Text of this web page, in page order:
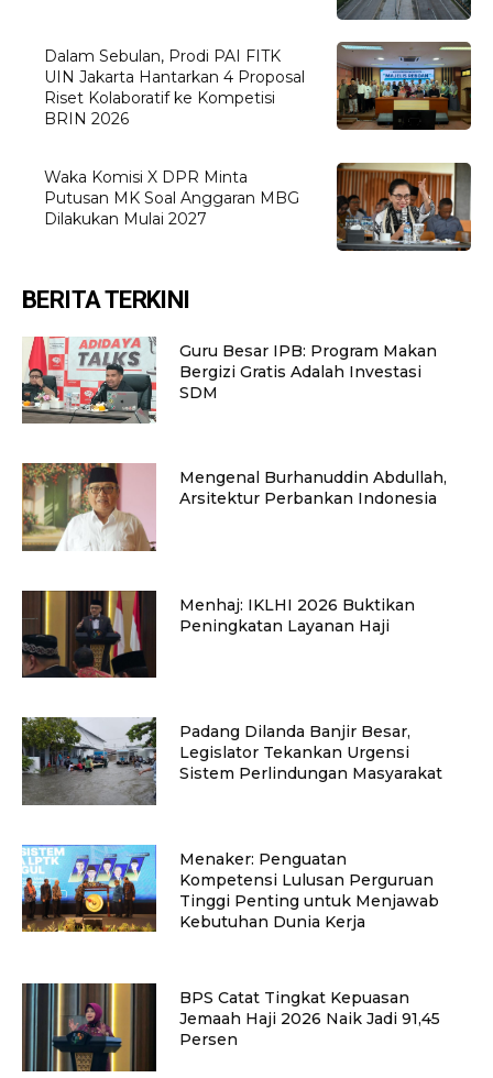
Dalam Sebulan, Prodi PAI FITK
UIN Jakarta Hantarkan 4 Proposal
Riset Kolaboratif ke Kompetisi
BRIN 2026
Waka Komisi X DPR Minta
Putusan MK Soal Anggaran MBG
Dilakukan Mulai 2027
BERITA TERKINI
Guru Besar IPB: Program Makan
Bergizi Gratis Adalah Investasi
SDM
Mengenal Burhanuddin Abdullah,
Arsitektur Perbankan Indonesia
Menhaj: IKLHI 2026 Buktikan
Peningkatan Layanan Haji
Padang Dilanda Banjir Besar,
Legislator Tekankan Urgensi
Sistem Perlindungan Masyarakat
Menaker: Penguatan
Kompetensi Lulusan Perguruan
Tinggi Penting untuk Menjawab
Kebutuhan Dunia Kerja
BPS Catat Tingkat Kepuasan
Jemaah Haji 2026 Naik Jadi 91,45
Persen